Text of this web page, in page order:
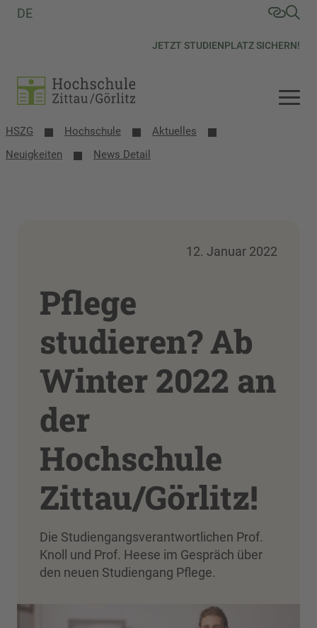
JETZT STUDIENPLATZ SICHERN!
DE
HSZG Hochschule
Aktuelles
Neuigkeiten
News Detail
12. Januar 2022
Pflege
studieren? Ab
Winter 2022 an
der
Hochschule
Zittau/Görlitz!
Die Studiengangsverantwortlichen Prof.
Knoll und Prof. Heese im Gespräch über
den neuen Studiengang Pflege.